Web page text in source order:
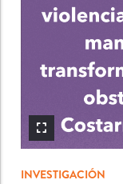
INVESTIGACIÓN